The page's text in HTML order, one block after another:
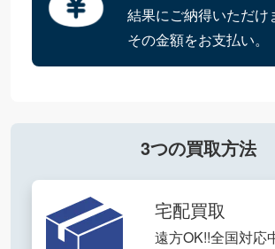
結果にご納得いただけ
その金額をお支払い。
3つの買取方法
宅配買取
遠方OK!!全国対応